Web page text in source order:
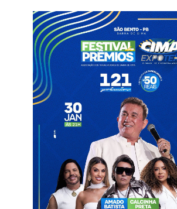
Por Marcus Vinícius – TJPB
comarca de Pombal
Vaga para juiz